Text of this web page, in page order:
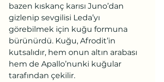
bazen kıskanç karısı Juno’dan
gizlenip sevgilisi Leda’yı
görebilmek için kuğu formuna
bürünürdü. Kuğu, Afrodit’in
kutsalıdır, hem onun altın arabası
hem de Apallo’nunki kuğular
tarafından çekilir.